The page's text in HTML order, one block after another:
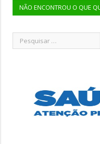
NÃO ENCONTROU O QUE